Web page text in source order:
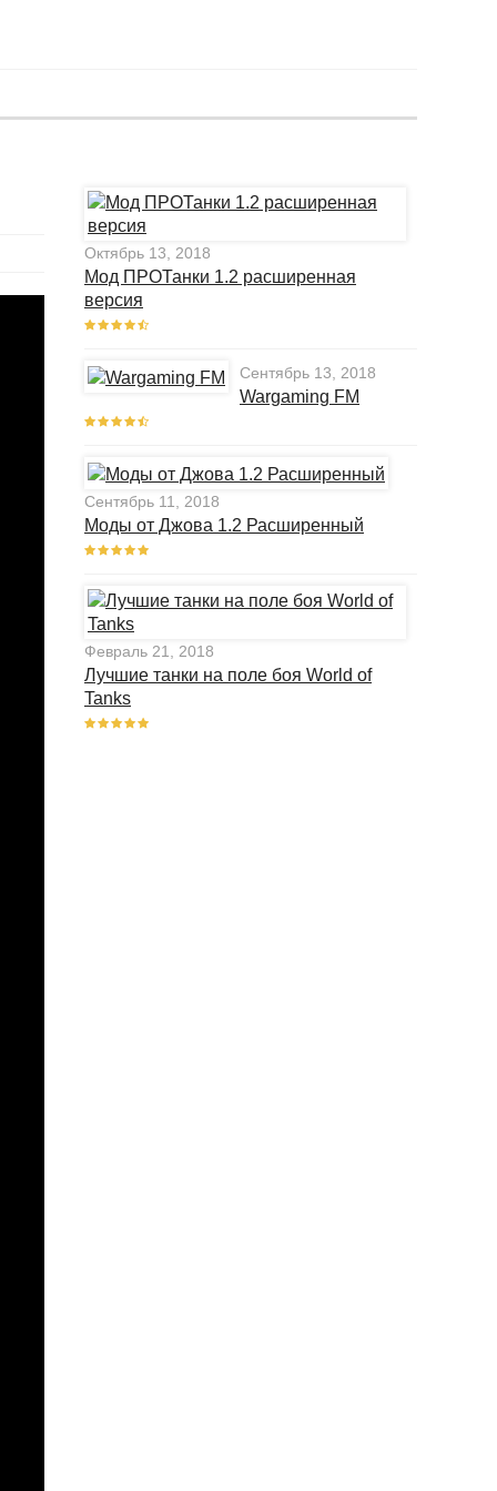
Октябрь 13, 2018
Мод ПРОТанки 1.2 расширенная
версия
Сентябрь 13, 2018
Wargaming FM
Сентябрь 11, 2018
Моды от Джова 1.2 Расширенный
Февраль 21, 2018
Лучшие танки на поле боя World of
Tanks